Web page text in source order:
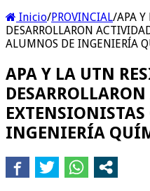
Inicio/PROVINCIAL/APA Y
DESARROLLARON
ALUMNOS DE INGENIERÍA
APA Y LA UTN
INGENIERÍA